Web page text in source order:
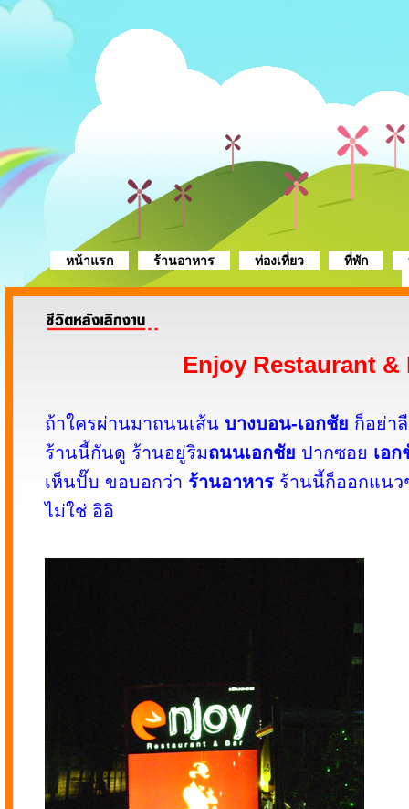
หน้าแรก ร้านอาหาร ท่องเที่ยว ที่พัก
Enjoy Restaurant &
ถ้าใครผ่านมาถนนเส้น บางบอน-เอกชัย ก็อย่า
ร้านนี้กันดู ร้านอยู่ริมถนนเอกชัย ปากซอย เอก
เห็นปั๊บ ขอบอกว่า ร้านอาหาร ร้านนี้ก็ออกแน
ไม่ใช่ อิอิ